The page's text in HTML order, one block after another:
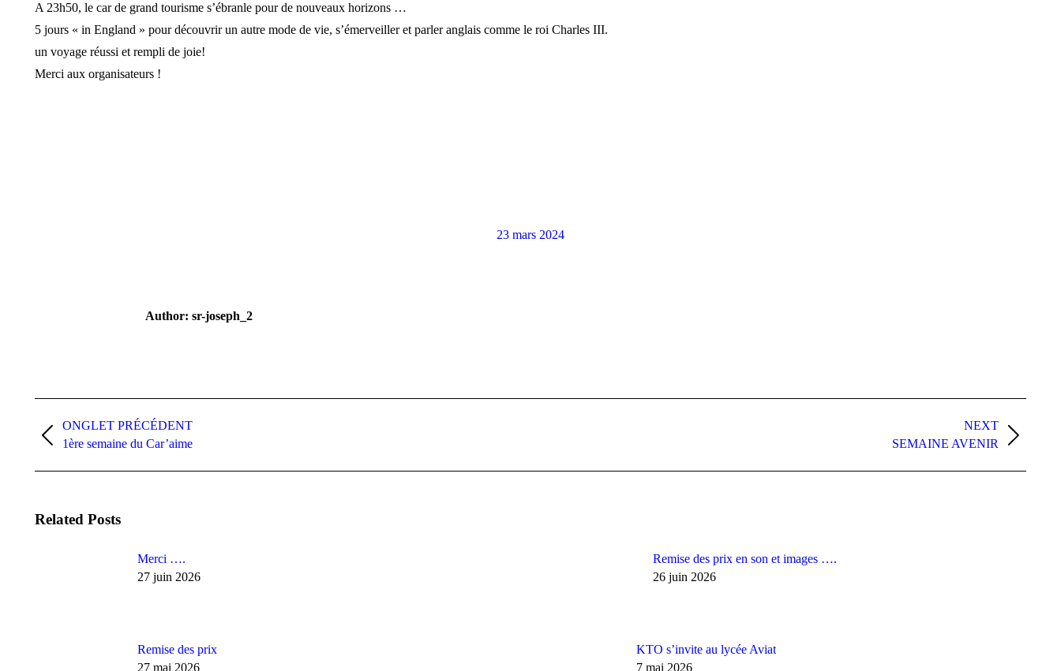
A 23h50, le car de grand tourisme s’ébranle pour de nouveaux horizons …
5 jours « in England » pour découvrir un autre mode de vie, s’émerveiller et parler anglais comme le roi Charles III.
un voyage réussi et rempli de joie!
Merci aux organisateurs !
23 mars 2024
Author: sr-joseph_2
navigation
ONGLET PRÉCÉDENT
Previous
1ère semaine du Car’aime
NEXT
SEMAINE AVENIR
Related Posts
Merci ….
27 juin 2026
Remise des prix en son et images ….
26 juin 2026
Remise des prix
27 mai 2026
KTO s’invite au lycée Aviat
7 mai 2026